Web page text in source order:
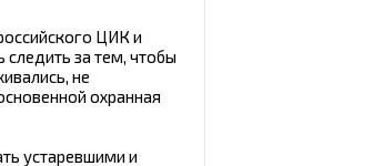
ЦИК и
за тем, чтобы
не
охранная
устаревшими и